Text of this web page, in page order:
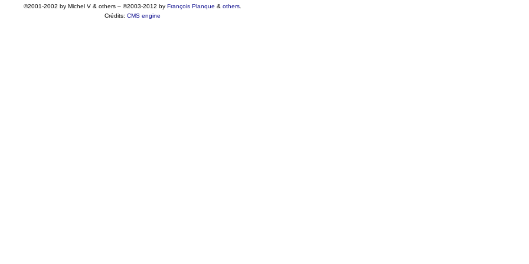
©2001-2002 by Michel V & others– ©2003-2012 by François Planque & others.
Crédits: CMS engine